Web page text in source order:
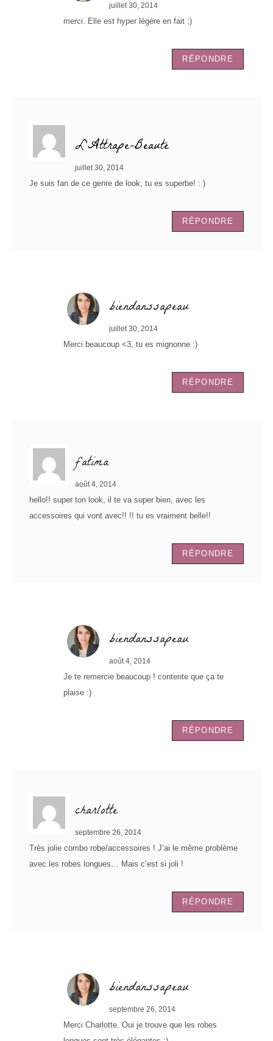
juillet 30, 2014
merci. Elle est hyper légère en fait ;)
RÉPONDRE
L'Attrape-Beauté
juillet 30, 2014
Je suis fan de ce genre de look, tu es superbe! : )
RÉPONDRE
biendanssapeau
juillet 30, 2014
Merci beaucoup <3, tu es mignonne :)
RÉPONDRE
fatima
août 4, 2014
hello!! super ton look, il te va super bien, avec les
accessoires qui vont avec!! !! tu es vraiment belle!!
RÉPONDRE
biendanssapeau
août 4, 2014
Je te remercie beaucoup ! contente que ça te
plaise :)
RÉPONDRE
charlotte
septembre 26, 2014
Très jolie combo robe/accessoires ! J’ai le même problème
avec les robes longues… Mais c’est si joli !
RÉPONDRE
biendanssapeau
septembre 26, 2014
Merci Charlotte. Oui je trouve que les robes